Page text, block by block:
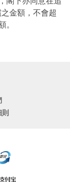
金額，不會超
。
則